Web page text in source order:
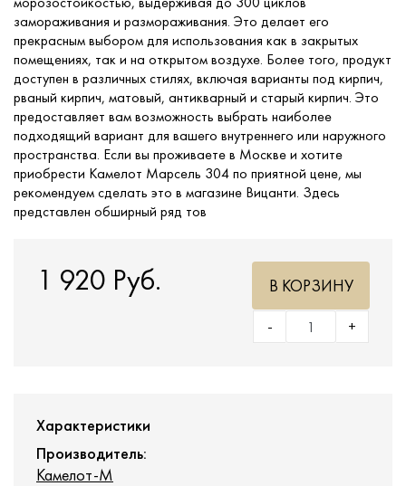
замораживания и размораживания. Это делает его
прекрасным выбором для использования как в закрытых
помещениях, так и на открытом воздухе. Более того, продукт
доступен в различных стилях, включая варианты под кирпич,
рваный кирпич, матовый, антикварный и старый кирпич. Это
предоставляет вам возможность выбрать наиболее
подходящий вариант для вашего внутреннего или наружного
пространства. Если вы проживаете в Москве и хотите
приобрести Камелот Марсель 304 по приятной цене, мы
рекомендуем сделать это в магазине Вицанти. Здесь
представлен обширный ряд тов
1 920 Руб.
+
-
В КОРЗИНУ
Характеристики
Производитель:
Камелот-М